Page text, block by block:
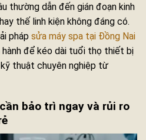
thường dẫn đến gián đoạn kinh
thế linh kiện không đáng có.
pháp sửa máy spa tại Đồng Nai
hành để kéo dài tuổi thọ thiết bị
thuật chuyên nghiệp từ
bảo trì ngay và rủi ro